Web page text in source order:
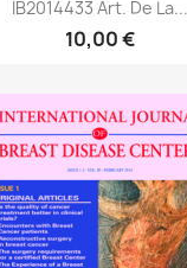
IB2014433 Art. De La...
10,00 €